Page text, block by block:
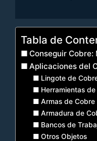
Tabla de
Conseguir Cobre:
Aplicaciones del
Lingote de
Herramientas
Armas de Cobre
Armadura de
Bancos de
Otros Objetos